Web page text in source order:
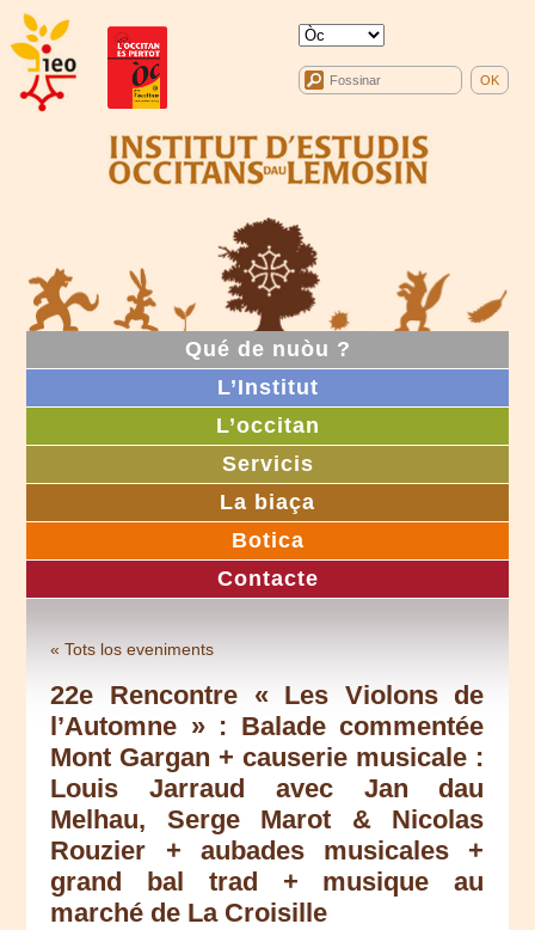
Qué de nuòu ?
L’Institut
L’occitan
Servicis
La biaça
Botica
Contacte
« Tots los eveniments
22e Rencontre « Les Violons de
l’Automne » : Balade commentée
Mont Gargan + causerie musicale :
Louis Jarraud avec Jan dau
Melhau, Serge Marot & Nicolas
Rouzier + aubades musicales +
grand bal trad + musique au
marché de La Croisille